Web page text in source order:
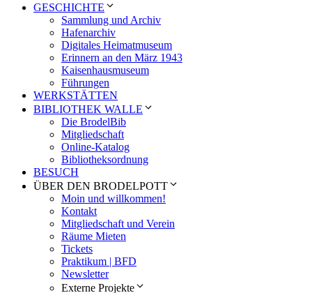
GESCHICHTE
Sammlung und Archiv
Hafenarchiv
Digitales Heimatmuseum
Erinnern an den März 1943
Kaisenhausmuseum
Führungen
WERKSTÄTTEN
BIBLIOTHEK WALLE
Die BrodelBib
Mitgliedschaft
Online-Katalog
Bibliotheksordnung
BESUCH
ÜBER DEN BRODELPOTT
Moin und willkommen!
Kontakt
Mitgliedschaft und Verein
Räume Mieten
Tickets
Praktikum | BFD
Newsletter
Externe Projekte